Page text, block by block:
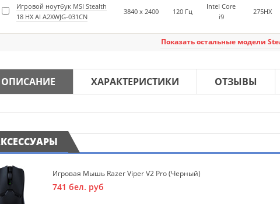
Игровой ноутбук MSI Stealth
18 HX AI A2XWJG-031CN
3840 x 2400 120 Гц
Intel Core
i9
275HX
Показатьостальные модели
ОПИСАНИЕ ХАРАКТЕРИСТИКИ ОТЗЫВЫ
Игровая Мышь Razer Viper V2 Pro (черный)
741 бел. руб